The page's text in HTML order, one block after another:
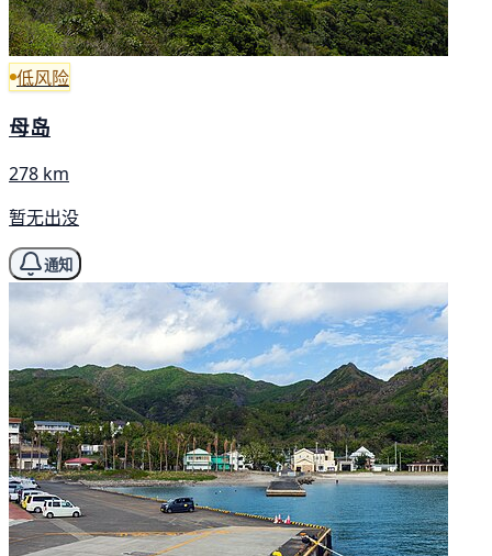
低风险
母岛
278 km
暂无出没
通知